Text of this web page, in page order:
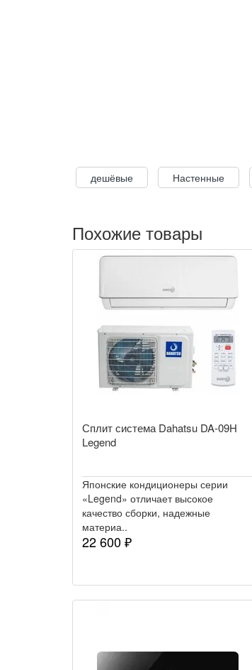
дешёвые Настенные
Похожие товары
Сплит система Dahatsu DA-09H
Legend
Японские кондиционеры серии
«Legend» отличает высокое
качество сборки, надежные
материа..
22 600 ₽